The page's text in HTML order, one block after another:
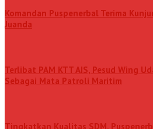
Komandan Puspenerbal Terima
Juanda
Terlibat PAM KTT AIS, Pesud Wing
Sebagai Mata Patroli Maritim
Tingkatkan Kualitas SDM,